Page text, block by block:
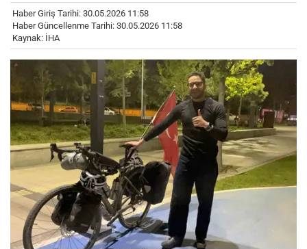
Haber Giriş Tarihi: 30.05.2026 11:58
Haber Güncellenme Tarihi: 30.05.2026 11:58
Kaynak: İHA